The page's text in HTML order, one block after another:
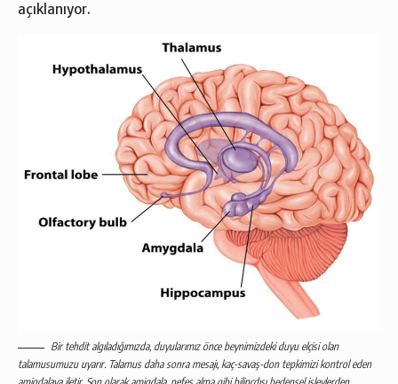
açıklanıyor.
Bir tehdit algıladığımızda, duyularımız önce beynimizdeki duyu elçisi olan
talamusumuzu uyarır. Talamus daha sonra mesajı, kaç-savaş-don tepkimizi kontrol eden